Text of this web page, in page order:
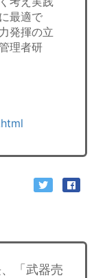
最適で
発揮の立
理者研
「武器売